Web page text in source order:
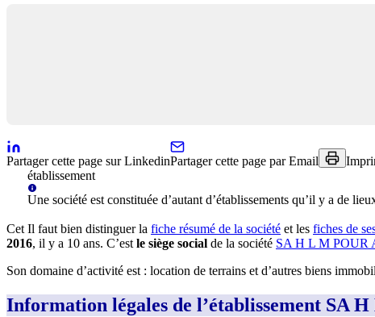
Partager cette page sur LinkedinPartager cette page par Email
Cet
établissement
Une société est constituée d’autant d’établissements qu’il y a de
Il faut bien distinguer la fiche résumé de la société et les fiches de
2016, il y a 10 ans. C’est le siège social de la société SA H L M
Son domaine d’activité est : location de terrains et d’autres biens
Information légales de l’établissement